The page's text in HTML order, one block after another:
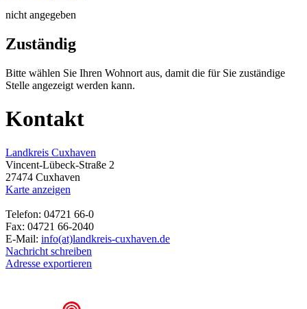
nicht angegeben
Zuständig
Bitte wählen Sie Ihren Wohnort aus, damit die für Sie zuständige
Stelle angezeigt werden kann.
Kontakt
Landkreis Cuxhaven
Vincent-Lübeck-Straße 2
27474 Cuxhaven
Karte anzeigen
Telefon: 04721 66-0
Fax: 04721 66-2040
E-Mail: info(at)landkreis-cuxhaven.de
Nachricht schreiben
Adresse exportieren